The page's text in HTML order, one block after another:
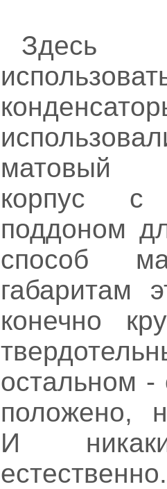
Здесь
матовый
корпус с
поддоном
способ
габаритам
конечно
остальном -
положено,
И
естественно.